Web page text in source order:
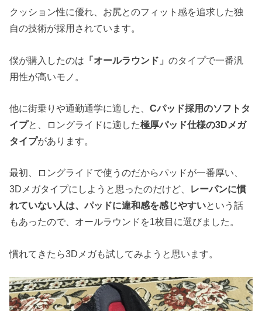
クッション性に優れ、お尻とのフィット感を追求した独
自の技術が採用されています。
僕が購入したのは 「オールラウンド」のタイプで一番汎
用性が高いモノ。
他に街乗りや通勤通学に適した、Cパッド採用のソフトタ
イプと、ロングライドに適した極厚パッド仕様の3Dメガ
タイプがあります。
最初、ロングライドで使うのだからパッドが一番厚い、
3Dメガタイプにしようと思ったのだけど、 レーパンに慣
れていない人は、パッドに違和感を感じやすいという話
もあったので、オールラウンドを1枚目に選びました。
慣れてきたら3Dメガも試してみようと思います。